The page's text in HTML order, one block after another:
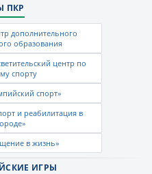
ПКР
дополнительного
образования
центр по
спорту
спорт»
и реабилитация в
в жизнь»
ИГРЫ